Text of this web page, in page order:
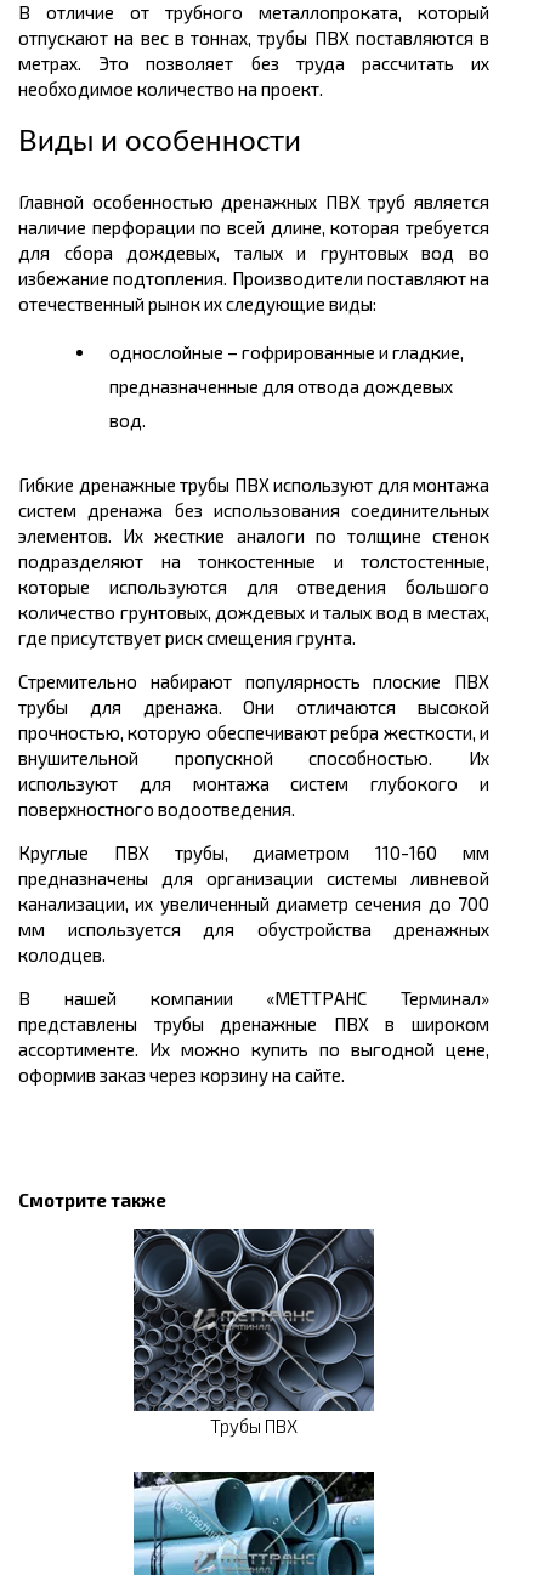
В отличие от трубного металлопроката, который
отпускают на вес в тоннах,трубы ПВХ поставляются в
метрах. Это позволяет без труда рассчитать их
необходимое количество на проект.
Виды и особенности
Главной особенностью дренажных ПВХ труб является
наличие перфорации по всей длине, которая требуется
для сбора дождевых, талых и грунтовых вод во
избежание подтопления. Производители поставляют на
отечественный рынок их следующие виды:
однослойные – гофрированные и гладкие,
предназначенные для отвода дождевых
вод.
Гибкие дренажные трубы ПВХ используют для монтажа
систем дренажа без использования соединительных
элементов. Их жесткие аналоги по толщине стенок
подразделяют на тонкостенные и толстостенные,
которые используются для отведения большого
количество грунтовых, дождевых и талых вод в местах,
где присутствует риск смещения грунта.
Стремительно набираютпопулярность плоские ПВХ
трубы для дренажа. Они отличаются высокой
прочностью, которую обеспечивают ребра жесткости, и
внушительной пропускной способностью. Их
используют для монтажа систем глубокого и
поверхностного водоотведения.
Круглые ПВХ трубы, диаметром 110-160 мм
предназначены для организации системы ливневой
канализации, их увеличенный диаметр сечения до 700
мм используется для обустройства дренажных
колодцев.
В нашей компании «МЕТТРАНС Терминал»
представлены трубы дренажные ПВХ в широком
ассортименте. Их можно купить по выгодной цене,
оформив заказ через корзину на сайте.
Смотрите также
Трубы ПВХ